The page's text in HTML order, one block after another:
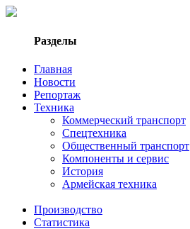
Разделы
Главная
Новости
Репортаж
Техника
Коммерческий транспорт
Спецтехника
Общественный транспорт
Компоненты и сервис
История
Армейская техника
Производство
Статистика